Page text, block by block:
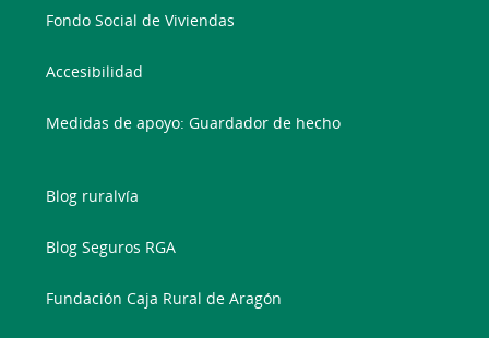
Fondo Social de Viviendas
Accesibilidad
Medidas de apoyo: Guardador de hecho
Blog ruralvía
Blog Seguros RGA
Fundación Caja Rural de Aragón